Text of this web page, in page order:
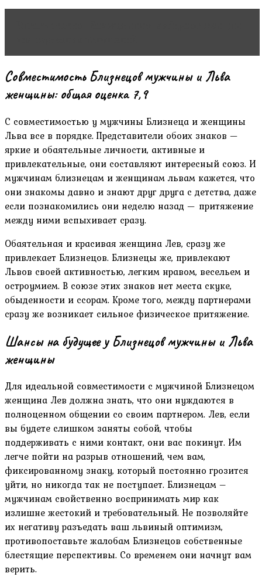
Совместимость Близнецов мужчины и Льва
женщины: общая оценка 7,9
С совместимостью у мужчины Близнеца и женщины
Льва все в порядке. Представители обоих знаков —
яркие и обаятельные личности, активные и
привлекательные, они составляют интересный союз. И
мужчинам близнецам и женщинам львам кажется, что
они знакомы давно и знают друг друга с детства, даже
если познакомились они неделю назад — притяжение
между ними вспыхивает сразу.
Обаятельная и красивая женщина Лев, сразу же
привлекает Близнецов. Близнецы же, привлекают
Львов своей активностью, легким нравом, весельем и
остроумием. В союзе этих знаков нет места скуке,
обыденности и ссорам. Кроме того, между партнерами
сразу же возникает сильное физическое притяжение.
Шансы на будущее у Близнецов мужчины и Льва
женщины
Для идеальной совместимости с мужчиной Близнецом
женщина Лев должна знать, что они нуждаются в
полноценном общении со своим партнером. Лев, если
вы будете слишком заняты собой, чтобы
поддерживать с ними контакт, они вас покинут. Им
легче пойти на разрыв отношений, чем вам,
фиксированному знаку, который постоянно грозится
уйти, но никогда так не поступает. Близнецам –
мужчинам свойственно воспринимать мир как
излишне жестокий и требовательный. Не позволяйте
их негативу разъедать ваш львиный оптимизм,
противопоставьте жалобам Близнецов собственные
блестящие перспективы. Со временем они начнут вам
верить.